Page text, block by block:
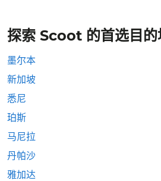
探索 Scoot 的首选目的
墨尔本
新加坡
悉尼
珀斯
马尼拉
丹帕沙
雅加达